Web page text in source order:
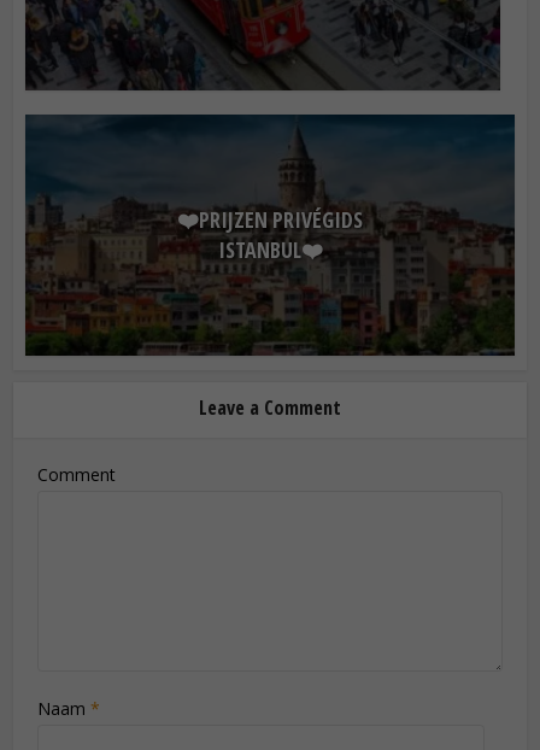
❤️PRIJZEN PRIVÉGIDS
ISTANBUL❤️
Leave a Comment
Comment
Naam*